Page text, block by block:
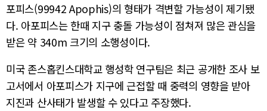
포피스(99942 Apophis)의 형태가 격변할 가능성이 제기됐
다. 아포피스는 한때 지구 충돌 가능성이 점쳐져 많은 관심을
받은 약 340m 크기의 소행성이다.
미국 존스홉킨스대학교 행성학 연구팀은 최근 공개한 조사 보
고서에서 아포피스가 지구에 근접할 때 중력의 영향을 받아
지진과 산사태가 발생할 수 있다고 주장했다.